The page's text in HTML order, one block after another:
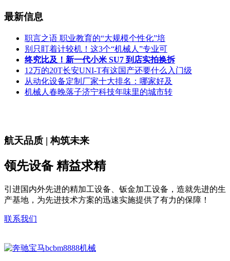
最新信息
职言之语 职业教育的“大规模个性化”培
别只盯着计较机！这3个“机械人”专业可
终究比及！新一代小米 SU7 到店实拍换拆
12万的20T长安UNI-T有这国产还要什么入门级
从动化设备定制厂家十大排名：哪家好及
机械人春晚落子济宁科技年味里的城市转
航天品质 | 构筑未来
领先设备 精益求精
引进国内外先进的精加工设备、钣金加工设备，造就先进的生
产基地，为先进技术方案的迅速实施提供了有力的保障！
联系我们